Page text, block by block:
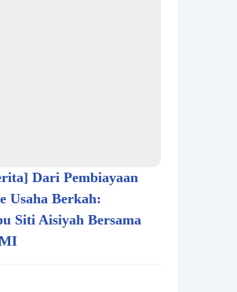
Dari Pembiayaan
Usaha Berkah:
Siti Aisiyah Bersama